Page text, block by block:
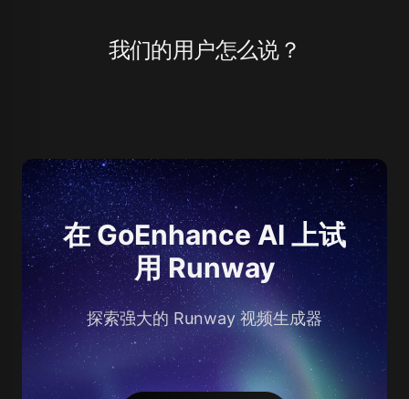
我们的用户怎么说？
在 GoEnhance AI 上试
用 Runway
探索强大的 Runway 视频生成器